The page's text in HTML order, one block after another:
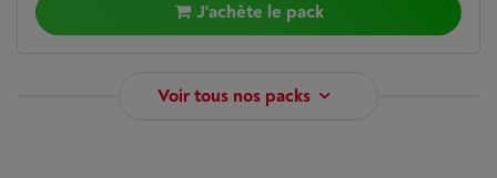
J'achète le pack
Voir tous nos packs